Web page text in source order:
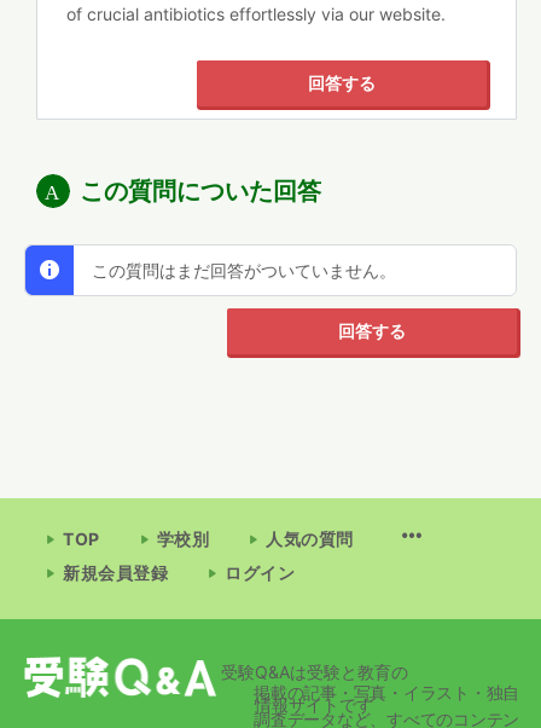
of crucial antibiotics effortlessly via our website.
回答する
この質問についた回答
この質問はまだ回答がついていません。
回答する
TOP 学校別
人気の質問
新規会員登録
ログイン
受験Q&Aは受験と教育の
情報サイトです
掲載の記事・写真・イラスト・独自
調査データなど、すべてのコンテン